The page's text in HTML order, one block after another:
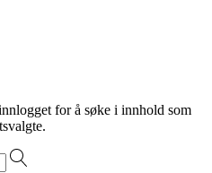
for å søke i innhold som